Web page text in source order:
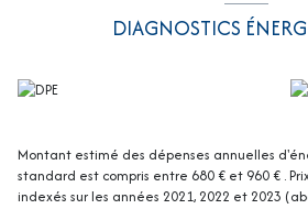
Les informations sur les risques auxquels ce
disponibles sur le siteGéorisques
DIAGNOSTICS
Montant estimé des dépenses annuelles
standard est compris entre 680 € et 960 € .
indexés sur les années 2021, 2022 et 2023